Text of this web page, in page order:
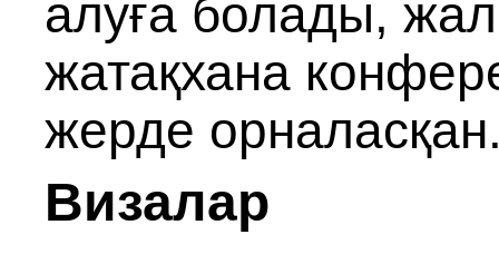
алуға болады,
жатақхана
жерде
Визалар